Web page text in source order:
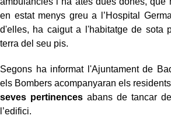
en estat menys greu a l’Hospital
d'elles, ha caigut a l'habitatge de sota
terra del seu pis.
Segons ha informat l'Ajuntament de
els Bombers acompanyaran els
seves pertinences abans de tancar
l’edifici.